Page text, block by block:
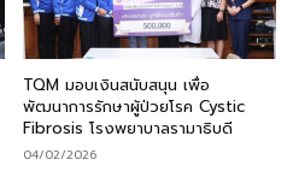
TQM มอบเงินสนับสนุน เพื่อ
พัฒนาการรักษาผู้ป่วยโรค Cystic
Fibrosis โรงพยาบาลรามาธิบดี
04/02/2026